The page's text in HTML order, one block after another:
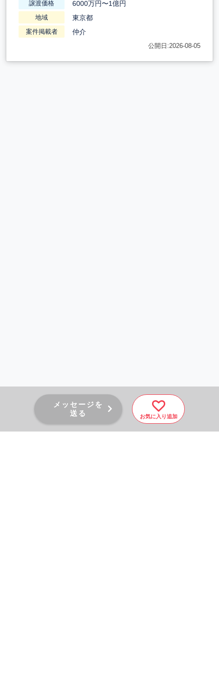
メッセージを
送る
お気に入り追加
譲渡価格 6000万円〜1億円
地域 東京都
案件掲載者 仲介
公開日:2026-08-05